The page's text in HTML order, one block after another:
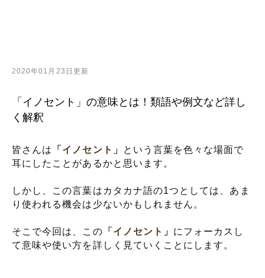
2020年01月23日更新
「イノセント」の意味とは！類語や例文など詳し
く解釈
皆さんは 「イノセント」
という言葉を色々な場面で
耳にしたことがあるかと思います。
しかし、この言葉はカタカナ語の1つとしては、あま
り使われる機会は少ないかもしれません。
そこで今回は、この 「イノセント」 にフォーカスし
て意味や使い方を詳しく見ていくことにします。